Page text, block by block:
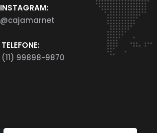
INSTAGRAM:
@cajamarnet
TELEFONE:
(11) 99898-9870